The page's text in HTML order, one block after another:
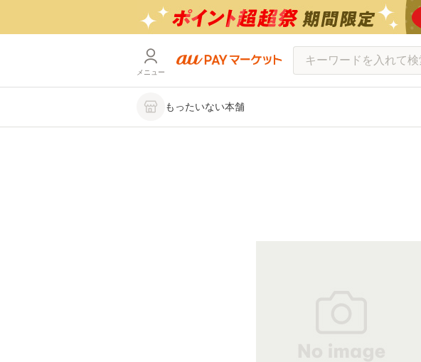
メニュー
もったいない本舗